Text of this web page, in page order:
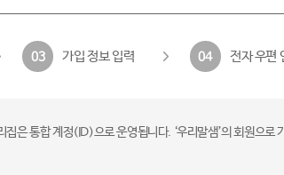
03 가입 정보 입력 04 전자 우편
은 통합 계정(ID)으로 운영됩니다. ‘우리말샘’의 회원으